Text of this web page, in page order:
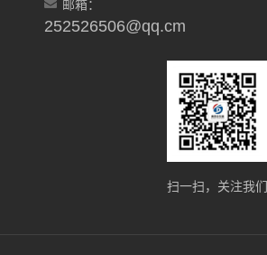
邮箱：
252526506@qq.cm
扫一扫，关注我们